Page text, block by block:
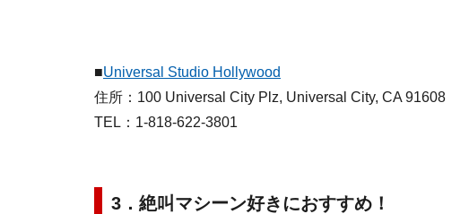
■Universal Studio Hollywood
住所：100 Universal City Plz, Universal City, CA 91608
TEL：1-818-622-3801
3．絶叫マシーン好きにおすすめ！